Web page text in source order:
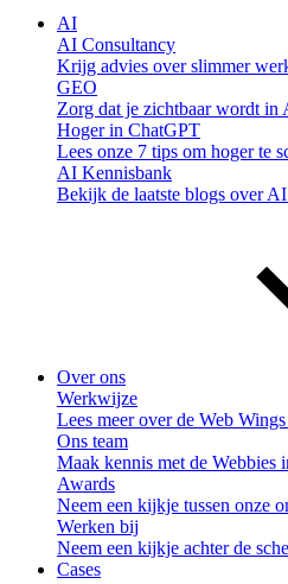
AI
AI Consultancy
Krijg advies over slimmer
GEO
Zorg dat je zichtbaar wordt in
Hoger in ChatGPT
Lees onze 7 tips om hoger te
AI Kennisbank
Bekijk de laatste blogs over
Over ons
Werkwijze
Lees meer over de Web
Ons team
Maak kennis met de Webbies
Awards
Neem een kijkje tussen onze
Werken bij
Neem een kijkje achter de
Cases